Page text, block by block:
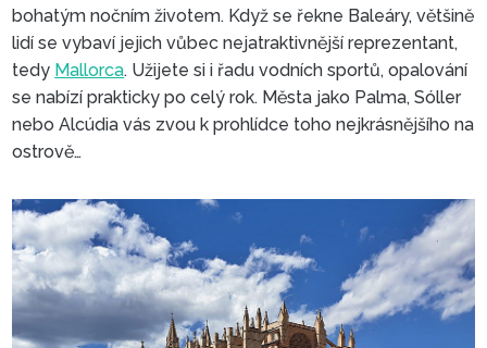
bohatým nočním životem. Když se řekne Baleáry, většině
lidí se vybaví jejich vůbec nejatraktivnější reprezentant,
tedy Mallorca. Užijete si i řadu vodních sportů, opalování
se nabízí prakticky po celý rok. Města jako Palma, Sóller
nebo Alcúdia vás zvou k prohlídce toho nejkrásnějšího na
ostrově…